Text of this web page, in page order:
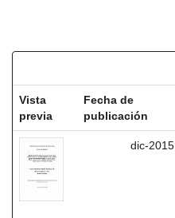
Vista
previa
Fecha de
publicación
dic-2015